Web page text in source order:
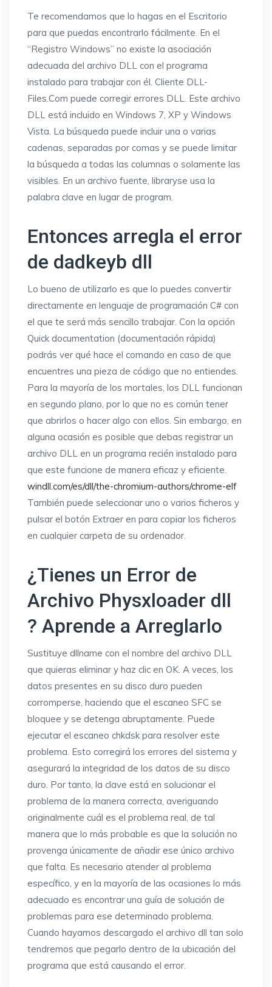
Te recomendamos que lo hagas en el Escritorio
para que puedas encontrarlo fácilmente. En el
“Registro Windows” no existe la asociación
adecuada del archivo DLL con el programa
instalado para trabajar con él. Cliente DLL-
Files.Com puede corregir errores DLL. Este archivo
DLL está incluido en Windows 7, XP y Windows
Vista. La búsqueda puede incluir una o varias
cadenas, separadas por comas y se puede limitar
la búsqueda a todas las columnas o solamente las
visibles. En un archivo fuente, libraryse usa la
palabra clave en lugar de program.
Entonces arregla el error
de dadkeyb dll
Lo bueno de utilizarlo es que lo puedes convertir
directamente en lenguaje de programación C# con
el que te será más sencillo trabajar. Con la opción
Quick documentation (documentación rápida)
podrás ver qué hace el comando en caso de que
encuentres una pieza de código que no entiendes.
Para la mayoría de los mortales, los DLL funcionan
en segundo plano, por lo que no es común tener
que abrirlos o hacer algo con ellos. Sin embargo, en
alguna ocasión es posible que debas registrar un
archivo DLL en un programa recién instalado para
que este funcione de manera eficaz y eficiente.
windll.com/es/dll/the-chromium-authors/chrome-elf
También puede seleccionar uno o varios ficheros y
pulsar el botón Extraer en para copiar los ficheros
en cualquier carpeta de su ordenador.
¿Tienes un Error de
Archivo Physxloader dll
? Aprende a Arreglarlo
Sustituye dllname con el nombre del archivo DLL
que quieras eliminar y haz clic en OK. A veces, los
datos presentes en su disco duro pueden
corromperse, haciendo que el escaneo SFC se
bloquee y se detenga abruptamente. Puede
ejecutar el escaneo chkdsk para resolver este
problema. Esto corregirá los errores del sistema y
asegurará la integridad de los datos de su disco
duro. Por tanto, la clave está en solucionar el
problema de la manera correcta, averiguando
originalmente cuál es el problema real, de tal
manera que lo más probable es que la solución no
provenga únicamente de añadir ese único archivo
que falta. Es necesario atender al problema
específico, y en la mayoría de las ocasiones lo más
adecuado es encontrar una guía de solución de
problemas para ese determinado problema.
Cuando hayamos descargado el archivo dll tan solo
tendremos que pegarlo dentro de la ubicación del
programa que está causando el error.